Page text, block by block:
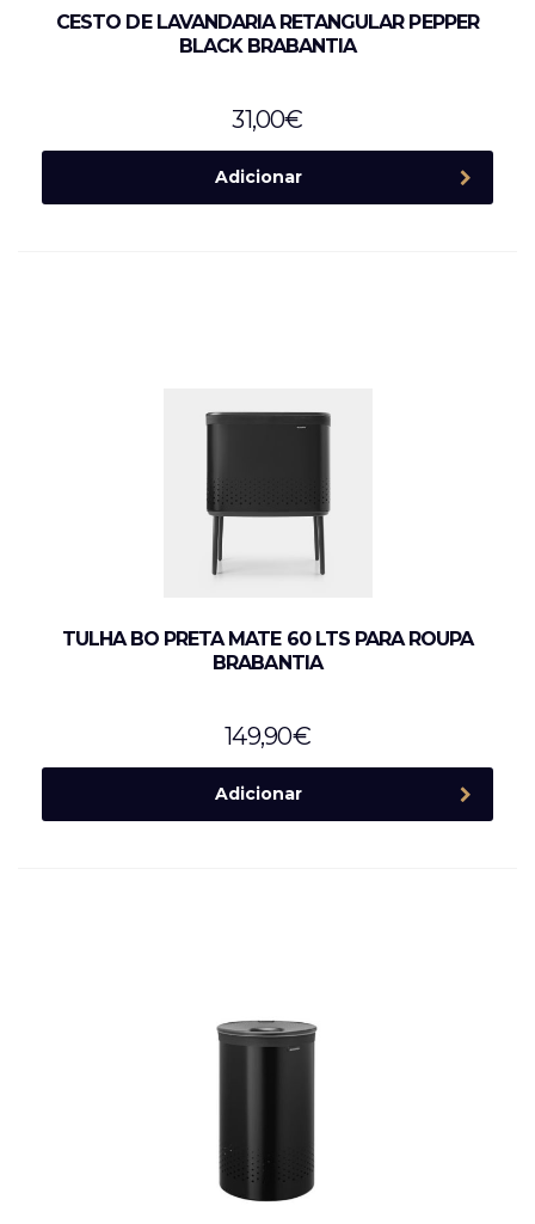
CESTO DE LAVANDARIA RETANGULAR PEPPER
BLACK BRABANTIA
31,00€
Adicionar
TULHA BO PRETA MATE 60 LTS PARA ROUPA
BRABANTIA
149,90€
Adicionar